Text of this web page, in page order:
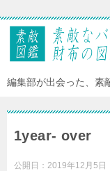
編集部が出会った、素
1year- over
公開日： 2019年12月5日